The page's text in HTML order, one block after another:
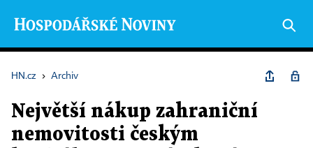
HN.cz › Archiv
Největší nákup zahraniční
nemovitosti českým